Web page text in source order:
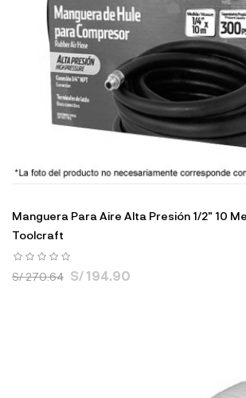
Manguera Para Aire Alta Presión 1/2" 10
Toolcraft
S/ 270.64 S/ 194.90